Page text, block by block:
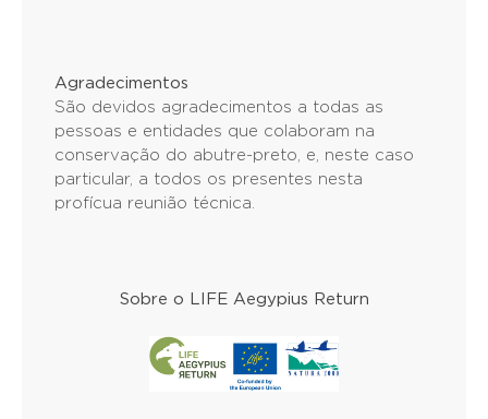
Agradecimentos
São devidos agradecimentos a todas as
pessoas e entidades que colaboram na
conservação do abutre-preto, e, neste caso
particular, a todos os presentes nesta
profícua reunião técnica.
Sobre o LIFE Aegypius Return